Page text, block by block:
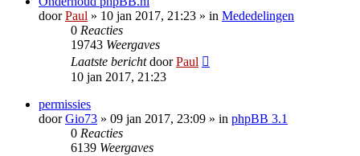
doorPaul » 10 jan 2017, 21:23 » in Mededelingen
0 Reacties
19743 Weergaves
Laatste berichtdoorPaul
10 jan 2017, 21:23
permissies
doorGio73 » 09 jan 2017, 23:09 » in phpBB 3.1
0 Reacties
6139 Weergaves